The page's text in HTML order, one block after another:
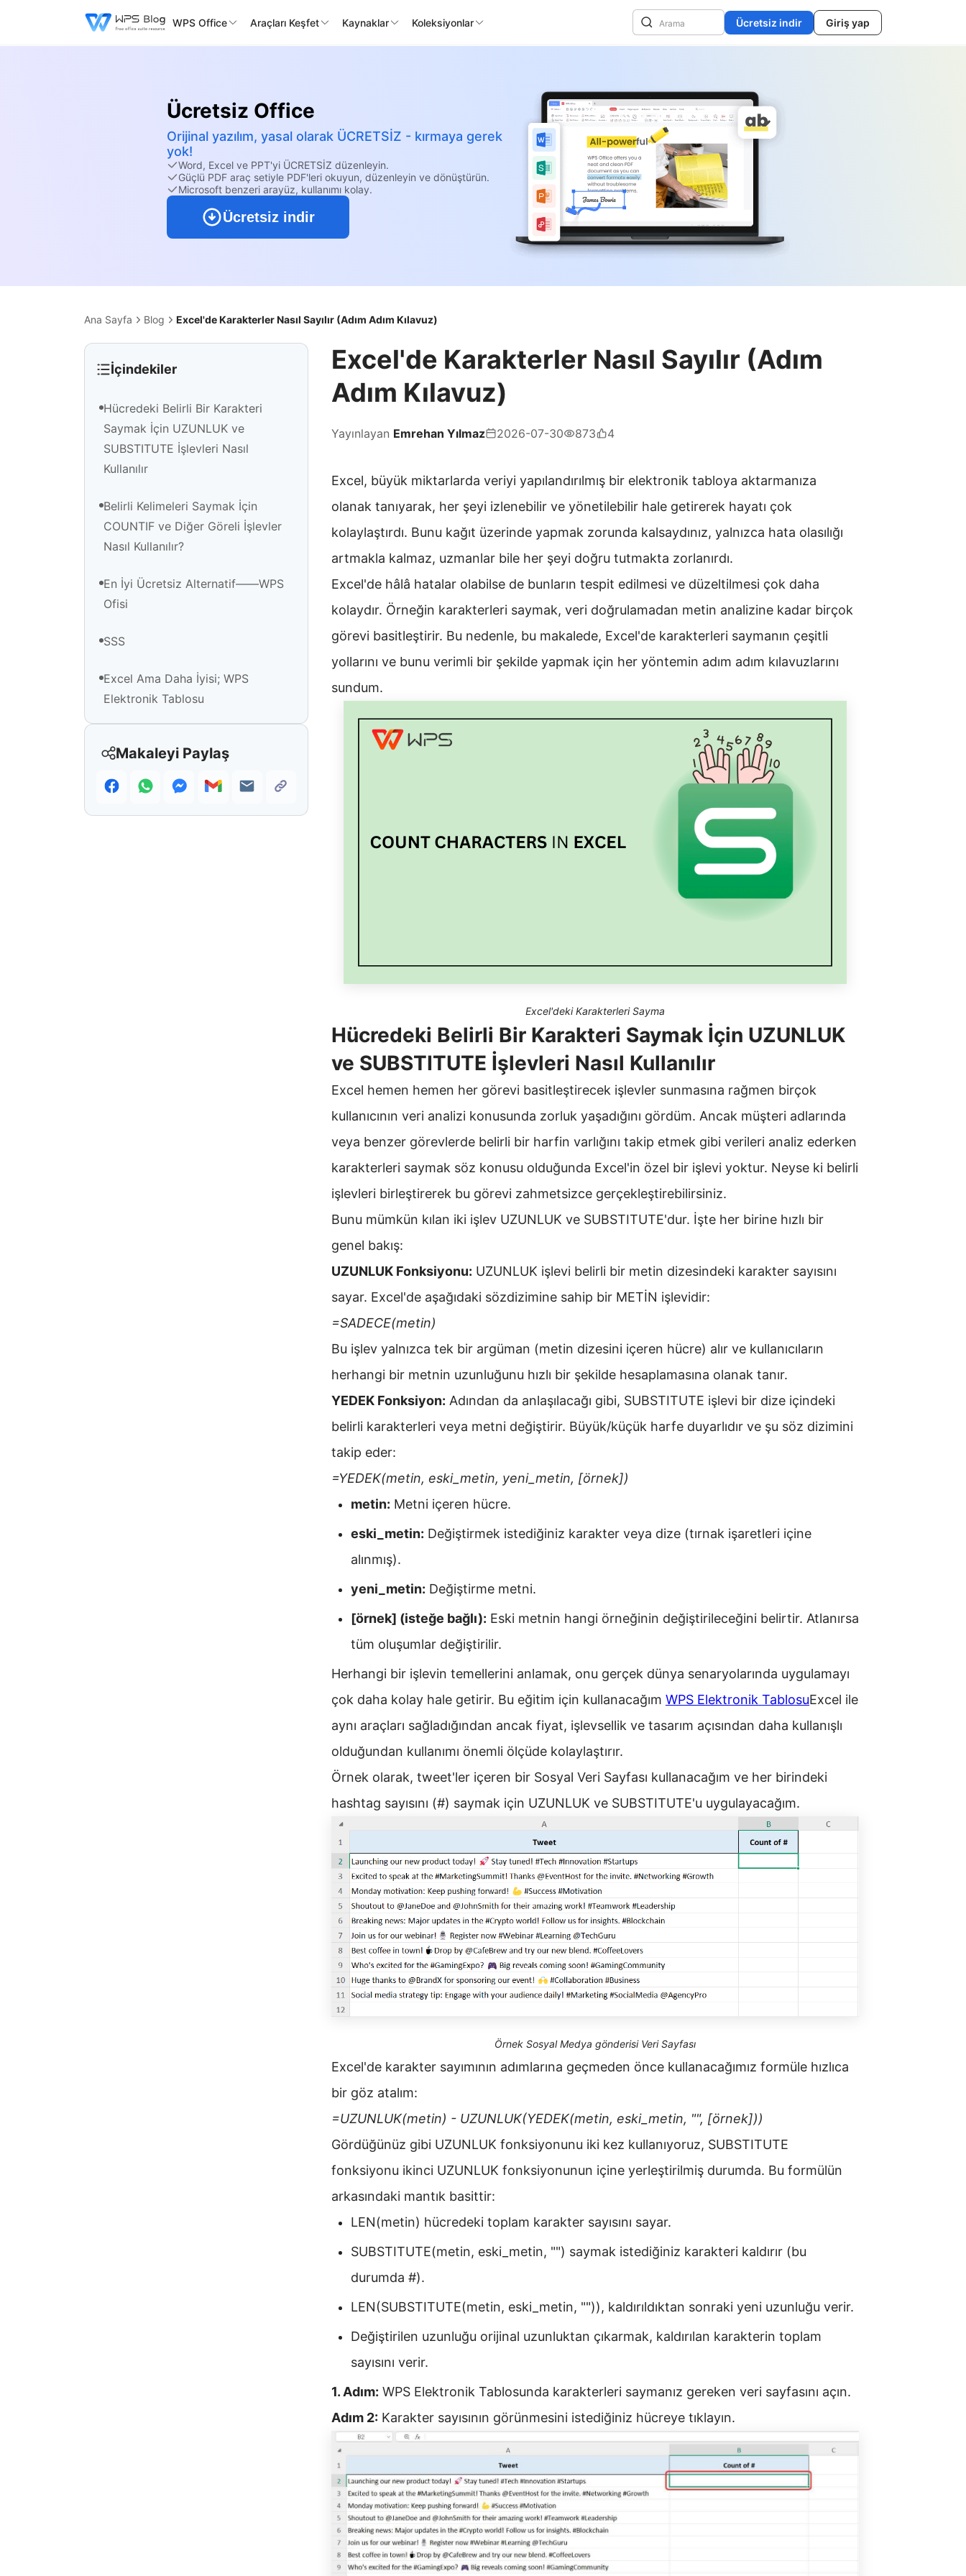
WPS Office Araçları Keşfet Kaynaklar Koleksiyonlar Ücretsiz indir Giriş yap
Ücretsiz Office
Orijinal yazılım, yasal olarak ÜCRETSİZ - kırmaya gerek
yok!
Word, Excel ve PPT'yi ÜCRETSİZ düzenleyin.
Güçlü PDF araç setiyle PDF'leri okuyun, düzenleyin ve dönüştürün.
Microsoft benzeri arayüz, kullanımı kolay.
Ücretsiz indir
Ana Sayfa Blog Excel'de Karakterler Nasıl Sayılır (Adım Adım Kılavuz)
İçindekiler
Hücredeki Belirli Bir Karakteri
Saymak İçin UZUNLUK ve
SUBSTITUTE İşlevleri Nasıl
Kullanılır
Belirli Kelimeleri Saymak İçin
COUNTIF ve Diğer Göreli İşlevler
Nasıl Kullanılır?
En İyi Ücretsiz Alternatif——WPS
Ofisi
SSS
Excel Ama Daha İyisi; WPS
Elektronik Tablosu
Makaleyi Paylaş
Excel'de Karakterler Nasıl Sayılır (Adım
Adım Kılavuz)
Yayınlayan Emrehan Yılmaz 2026-07-30 873 4
Excel, büyük miktarlarda veriyi yapılandırılmış bir elektronik tabloya aktarmanıza
olanak tanıyarak, her şeyi izlenebilir ve yönetilebilir hale getirerek hayatı çok
kolaylaştırdı. Bunu kağıt üzerinde yapmak zorunda kalsaydınız, yalnızca hata olasılığı
artmakla kalmaz, uzmanlar bile her şeyi doğru tutmakta zorlanırdı.
Excel'de hâlâ hatalar olabilse de bunların tespit edilmesi ve düzeltilmesi çok daha
kolaydır. Örneğin karakterleri saymak, veri doğrulamadan metin analizine kadar birçok
görevi basitleştirir. Bu nedenle, bu makalede, Excel'de karakterleri saymanın çeşitli
yollarını ve bunu verimli bir şekilde yapmak için her yöntemin adım adım kılavuzlarını
sundum.
Excel'deki Karakterleri Sayma
Hücredeki Belirli Bir Karakteri Saymak İçin UZUNLUK
ve SUBSTITUTE İşlevleri Nasıl Kullanılır
Excel hemen hemen her görevi basitleştirecek işlevler sunmasına rağmen birçok
kullanıcının veri analizi konusunda zorluk yaşadığını gördüm. Ancak müşteri adlarında
veya benzer görevlerde belirli bir harfin varlığını takip etmek gibi verileri analiz ederken
karakterleri saymak söz konusu olduğunda Excel'in özel bir işlevi yoktur. Neyse ki belirli
işlevleri birleştirerek bu görevi zahmetsizce gerçekleştirebilirsiniz.
Bunu mümkün kılan iki işlev UZUNLUK ve SUBSTITUTE'dur. İşte her birine hızlı bir
genel bakış:
UZUNLUK Fonksiyonu: UZUNLUK işlevi belirli bir metin dizesindeki karakter sayısını
sayar. Excel'de aşağıdaki sözdizimine sahip bir METİN işlevidir:
=SADECE(metin)
Bu işlev yalnızca tek bir argüman (metin dizesini içeren hücre) alır ve kullanıcıların
herhangi bir metnin uzunluğunu hızlı bir şekilde hesaplamasına olanak tanır.
YEDEK Fonksiyon: Adından da anlaşılacağı gibi, SUBSTITUTE işlevi bir dize içindeki
belirli karakterleri veya metni değiştirir. Büyük/küçük harfe duyarlıdır ve şu söz dizimini
takip eder:
=YEDEK(metin, eski_metin, yeni_metin, [örnek])
metin: Metni içeren hücre.
eski_metin: Değiştirmek istediğiniz karakter veya dize (tırnak işaretleri içine
alınmış).
yeni_metin: Değiştirme metni.
[örnek] (isteğe bağlı): Eski metnin hangi örneğinin değiştirileceğini belirtir. Atlanırsa
tüm oluşumlar değiştirilir.
Herhangi bir işlevin temellerini anlamak, onu gerçek dünya senaryolarında uygulamayı
çok daha kolay hale getirir. Bu eğitim için kullanacağım WPS Elektronik TablosuExcel ile
aynı araçları sağladığından ancak fiyat, işlevsellik ve tasarım açısından daha kullanışlı
olduğundan kullanımı önemli ölçüde kolaylaştırır.
Örnek olarak, tweet'ler içeren bir Sosyal Veri Sayfası kullanacağım ve her birindeki
hashtag sayısını (#) saymak için UZUNLUK ve SUBSTITUTE'u uygulayacağım.
Örnek Sosyal Medya gönderisi Veri Sayfası
Excel'de karakter sayımının adımlarına geçmeden önce kullanacağımız formüle hızlıca
bir göz atalım:
=UZUNLUK(metin) - UZUNLUK(YEDEK(metin, eski_metin, "", [örnek]))
Gördüğünüz gibi UZUNLUK fonksiyonunu iki kez kullanıyoruz, SUBSTITUTE
fonksiyonu ikinci UZUNLUK fonksiyonunun içine yerleştirilmiş durumda. Bu formülün
arkasındaki mantık basittir:
LEN(metin) hücredeki toplam karakter sayısını sayar.
SUBSTITUTE(metin, eski_metin, "") saymak istediğiniz karakteri kaldırır (bu
durumda #).
LEN(SUBSTITUTE(metin, eski_metin, "")), kaldırıldıktan sonraki yeni uzunluğu verir.
Değiştirilen uzunluğu orijinal uzunluktan çıkarmak, kaldırılan karakterin toplam
sayısını verir.
1. Adım: WPS Elektronik Tablosunda karakterleri saymanız gereken veri sayfasını açın.
Adım 2: Karakter sayısının görünmesini istediğiniz hücreye tıklayın.